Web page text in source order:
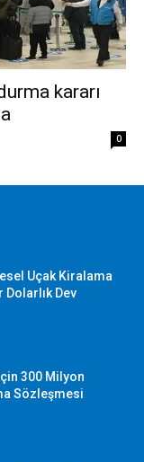
kararı
0
Uçak Kiralama
Dolarlık Dev
300 Milyon
Sözleşmesi